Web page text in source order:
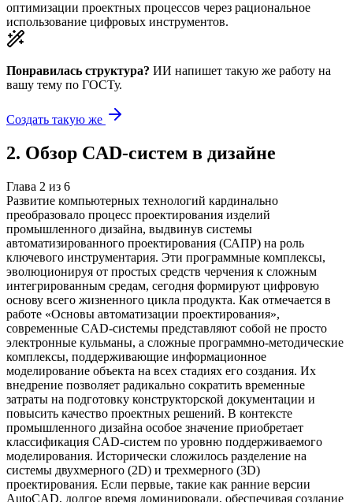
оптимизации проектных процессов через рациональное
использование цифровых инструментов.
Понравилась структура? ИИ напишет такую же работу на
вашу тему по ГОСТу.
Создать такую же
2. Обзор CAD-систем в дизайне
Глава 2 из 6
Развитие компьютерных технологий кардинально
преобразовало процесс проектирования изделий
промышленного дизайна, выдвинув системы
автоматизированного проектирования (САПР) на роль
ключевого инструментария. Эти программные комплексы,
эволюционируя от простых средств черчения к сложным
интегрированным средам, сегодня формируют цифровую
основу всего жизненного цикла продукта. Как отмечается в
работе «Основы автоматизации проектирования»,
современные CAD-системы представляют собой не просто
электронные кульманы, а сложные программно-методические
комплексы, поддерживающие информационное
моделирование объекта на всех стадиях его создания. Их
внедрение позволяет радикально сократить временные
затраты на подготовку конструкторской документации и
повысить качество проектных решений. В контексте
промышленного дизайна особое значение приобретает
классификация CAD-систем по уровню поддерживаемого
моделирования. Исторически сложилось разделение на
системы двухмерного (2D) и трехмерного (3D)
проектирования. Если первые, такие как ранние версии
AutoCAD, долгое время доминировали, обеспечивая создание